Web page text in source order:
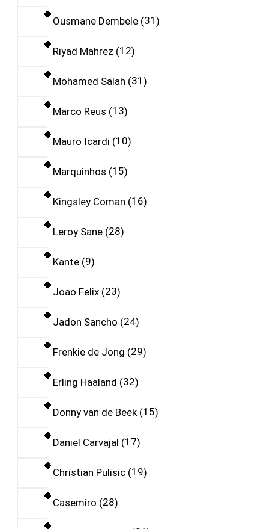
Ousmane Dembele 31
Riyad Mahrez 12
Mohamed Salah 31
Marco Reus 13
Mauro Icardi 10
Marquinhos 15
Kingsley Coman 16
Leroy Sane 28
Kante 9
Joao Felix 23
Jadon Sancho 24
Frenkie de Jong 29
Erling Haaland 32
Donny van de Beek 15
Daniel Carvajal 17
Christian Pulisic 19
Casemiro 28